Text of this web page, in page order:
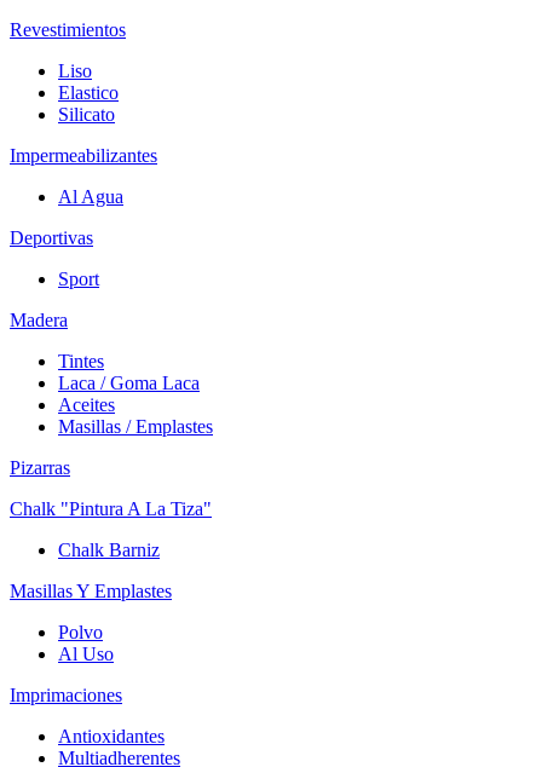
Revestimientos
Liso
Elastico
Silicato
Impermeabilizantes
Al Agua
Deportivas
Sport
Madera
Tintes
Laca / Goma Laca
Aceites
Masillas / Emplastes
Pizarras
Chalk "Pintura A La Tiza"
Chalk Barniz
Masillas Y Emplastes
Polvo
Al Uso
Imprimaciones
Antioxidantes
Multiadherentes